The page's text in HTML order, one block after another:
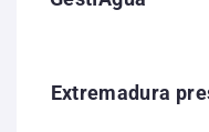
Extremadura